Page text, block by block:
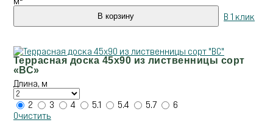
В корзину В 1 клик
Террасная доска 45х90 из лиственницы сорт
«ВС»
Длина, м
2
3 4 5.1 5.4 5.7
6
Очистить